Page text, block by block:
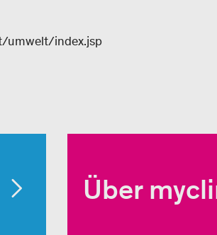
umwelt/index.jsp
Über